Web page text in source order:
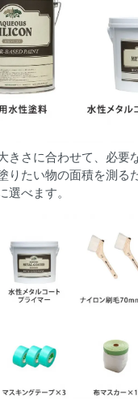
きさに合わせて、必要
りたい物の面積を測る
選べます。